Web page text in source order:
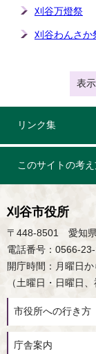
刈谷万燈祭
刈谷わんさか
表示
リンク集
このサイトの考
刈谷市役所
〒448-8501 愛知
電話番号：0566-23-
開庁時間：月曜日
（土曜日・日曜日
市役所への行き方
庁舎案内